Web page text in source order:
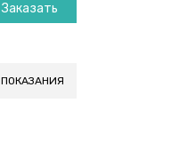
Заказать
ПОКАЗАНИЯ